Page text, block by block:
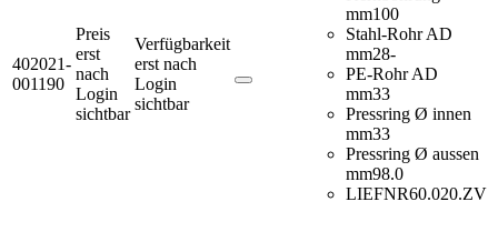
402021-
001190
Preis
erst
nach
Login
sichtbar
Verfügbarkeit
erst nach
Login
sichtbar
mm100
Stahl-Rohr AD
mm28-
PE-Rohr AD
mm33
Pressring Ø innen
mm33
Pressring Ø aussen
mm98.0
LIEFNR60.020.ZV